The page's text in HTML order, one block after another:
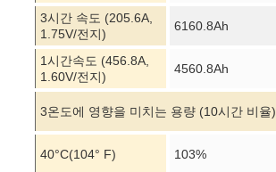
3시간 속도 (205.6A,
1.75V/전지)
6160.8Ah
1시간속도 (456.8A,
1.60V/전지)
4560.8Ah
3온도에 영향을 미치는 용량 (10시간 비율)
40°C(104° F) 103%